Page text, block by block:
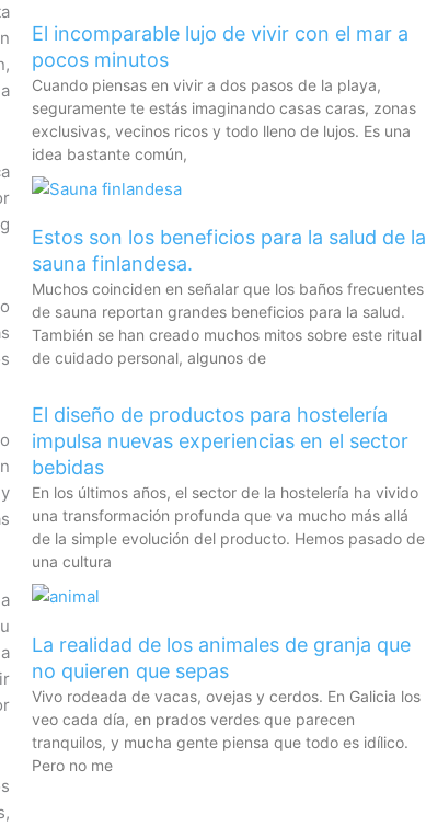
El incomparable lujo de vivir con el mar a
pocos minutos
Cuando piensas en vivir a dos pasos de la playa,
seguramente te estás imaginando casas caras, zonas
exclusivas, vecinos ricos y todo lleno de lujos. Es una
idea bastante común,
Estos son los beneficios para la salud de la
sauna finlandesa.
Muchos coinciden en señalar que los baños frecuentes
de sauna reportan grandes beneficios para la salud.
También se han creado muchos mitos sobre este ritual
de cuidado personal, algunos de
El diseño de productos para hostelería
impulsa nuevas experiencias en el sector
bebidas
En los últimos años, el sector de la hostelería ha vivido
una transformación profunda que va mucho más allá
de la simple evolución del producto. Hemos pasado de
una cultura
La realidad de los animales de granja que
no quieren que sepas
Vivo rodeada de vacas, ovejas y cerdos. En Galicia los
veo cada día, en prados verdes que parecen
tranquilos, y mucha gente piensa que todo es idílico.
Pero no me